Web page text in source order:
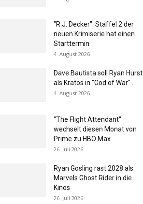
"R.J. Decker": Staffel 2 der
neuen Krimiserie hat einen
Starttermin
4. August 2026
Dave Bautista soll Ryan Hurst
als Kratos in "God of War"...
4. August 2026
"The Flight Attendant"
wechselt diesen Monat von
Prime zu HBO Max
26. Juli 2026
Ryan Gosling rast 2028 als
Marvels Ghost Rider in die
Kinos
26. Juli 2026